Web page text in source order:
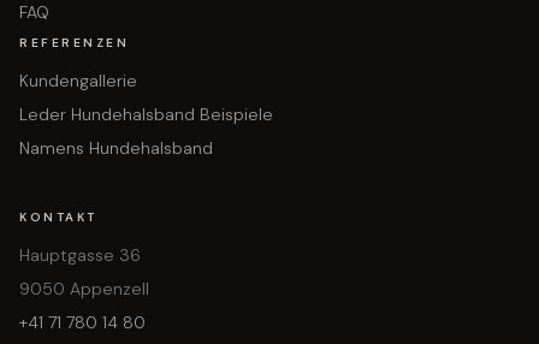
FAQ
REFERENZEN
Kundengallerie
Leder Hundehalsband Beispiele
Namens Hundehalsband
KONTAKT
Hauptgasse 36
9050 Appenzell
+41 71 780 14 80